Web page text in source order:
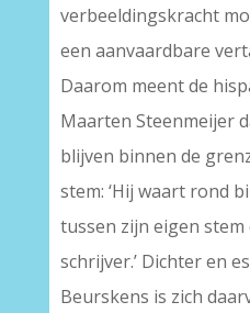
verbeeldingskracht
een aanvaardbare
Daarom meent de
Maarten Steenmeijer
blijven binnen de
stem: ‘Hij waart rond
tussen zijn eigen stem
schrijver.’ Dichter en
Beurskens is zich